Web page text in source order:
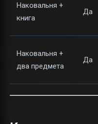
Наковальня +
книга
Да
Наковальня +
два предмета
Да